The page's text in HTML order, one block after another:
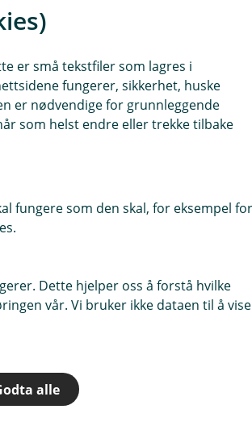
når
Slik bør du
er små tekstfiler som lagres i
fungerer, sikkerhet, huske
er nødvendige for grunnleggende
som helst endre eller trekke tilbake
fungere som den skal, for eksempel for
Dette hjelper oss å forstå hvilke
vår. Vi bruker ikke dataen til å vise
alle